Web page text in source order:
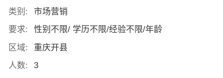
类别:
市场营销
要求:
性别不限/ 学历不限/经验不限/年龄
区域:
重庆开县
人数:
3